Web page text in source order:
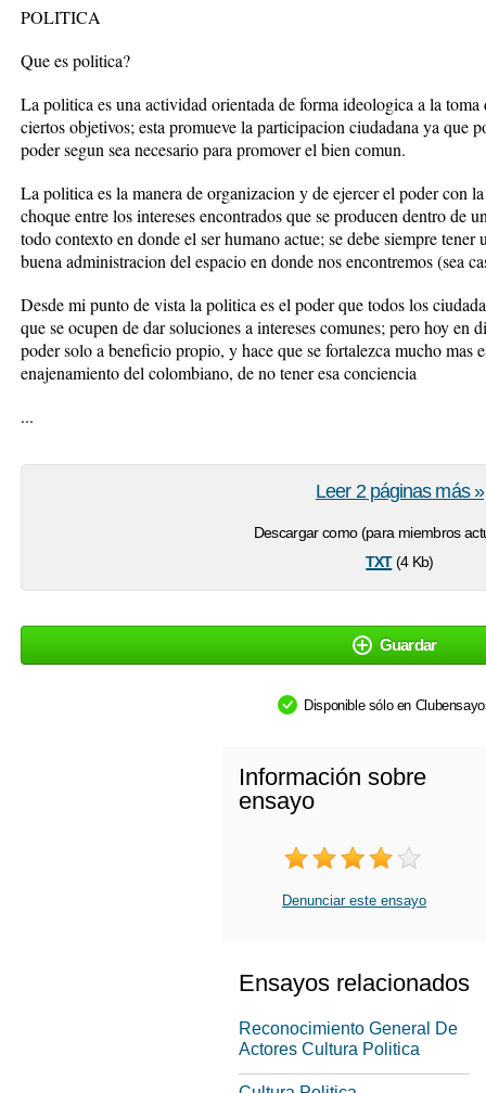
POLITICA
Que es politica?
La politica es una actividad orientada de forma ideologica a la
ciertos objetivos; esta promueve la participacion ciudadana ya que
poder segun sea necesario para promover el bien comun.
La politica es la manera de organizacion y de ejercer el poder con
choque entre los intereses encontrados que se producen dentro de
todo contexto en donde el ser humano actue; se debe siempre tener
buena administracion del espacio en donde nos encontremos (sea
Desde mi punto de vista la politica es el poder que todos los
que se ocupen de dar soluciones a intereses comunes; pero hoy en
poder solo a beneficio propio, y hace que se fortalezca mucho mas
enajenamiento del colombiano, de no tener esa conciencia
...
Descargar como (para miembros
txt(4 Kb)
Leer 2 páginas más »
Guardar
Disponible sólo en
Información sobre
ensayo
Denunciar este ensayo
Ensayos relacionados
Reconocimiento General De
Actores Cultura Politica